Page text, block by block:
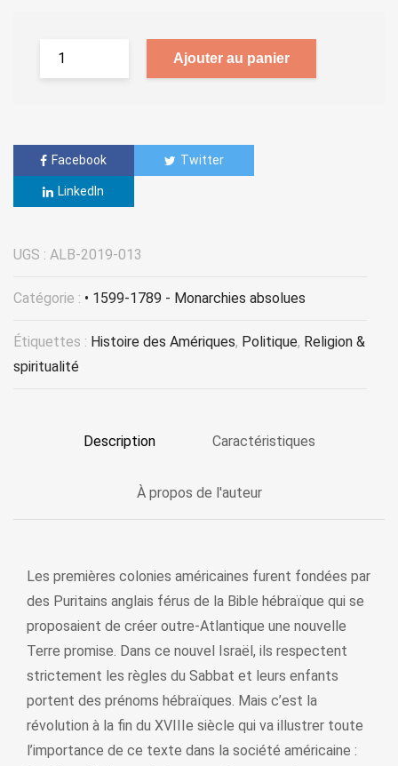
Ajouter au panier
Facebook Twitter
LinkedIn
UGS : ALB-2019-013
Catégorie : • 1599-1789 - Monarchies absolues
Étiquettes : Histoire des Amériques, Politique, Religion &
spiritualité
Description Caractéristiques
À propos de l'auteur
Les premières colonies américaines furent fondées par
des Puritains anglais férus de la Bible hébraïque qui se
proposaient de créer outre-Atlantique une nouvelle
Terre promise. Dans ce nouvel Israël, ils respectent
strictement les règles du Sabbat et leurs enfants
portent des prénoms hébraïques. Mais c’est la
révolution à la fin du XVIIIe siècle qui va illustrer toute
l’importance de ce texte dans la société américaine :